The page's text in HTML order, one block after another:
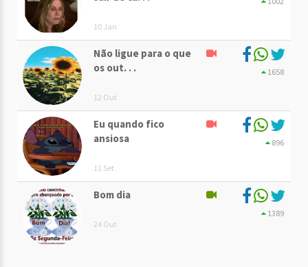
10 Jan
Não ligue para o que
os out. . .
12 Out
1658
Eu quando fico
ansiosa
11 Set
896
Bom dia
24 Out
1389